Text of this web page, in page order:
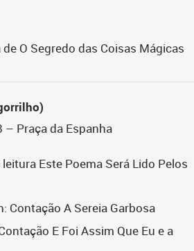
O Segredo das Coisas Mágicas
– Praça da Espanha
Este Poema Será Lido Pelos
Contação A Sereia Garbosa
E Foi Assim Que Eu e a